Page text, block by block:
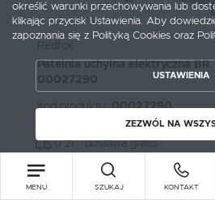
Patelnia uchylna elektryczna BR
Kod produktu:00027290
potwierdź telefonicznie
0 zł - dostawa gratis
Cena netto:
14 449,15 zł
MENU SZUKAJ KONTAKT
określić warunki przechowywania lub
klikając przycisk Ustawienia. Aby
zapoznania się z Polityką Cookies oraz
USTAWIENIA
ZEZWÓL NA
ZAPISZ